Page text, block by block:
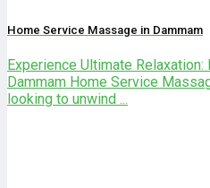
Home Service Massage in Dammam
Experience Ultimate
Dammam Home Service
looking to unwind ...